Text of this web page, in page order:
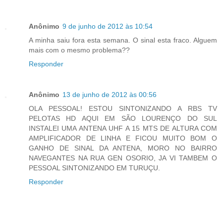
Anônimo 9 de junho de 2012 às 10:54
A minha saiu fora esta semana. O sinal esta fraco. Alguem
mais com o mesmo problema??
Responder
Anônimo 13 de junho de 2012 às 00:56
OLA PESSOAL! ESTOU SINTONIZANDO A RBS TV
PELOTAS HD AQUI EM SÃO LOURENÇO DO SUL
INSTALEI UMA ANTENA UHF A 15 MTS DE ALTURA COM
AMPLIFICADOR DE LINHA E FICOU MUITO BOM O
GANHO DE SINAL DA ANTENA, MORO NO BAIRRO
NAVEGANTES NA RUA GEN OSORIO, JA VI TAMBEM O
PESSOAL SINTONIZANDO EM TURUÇU.
Responder